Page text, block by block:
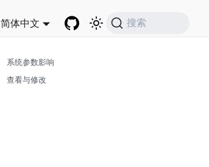
简体中文 搜索
系统参数影响
查看与修改